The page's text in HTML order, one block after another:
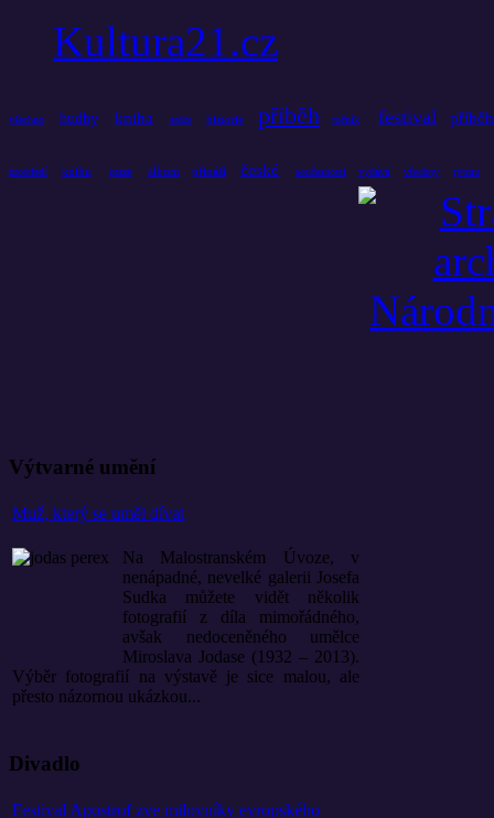
Kultura21.cz
všechno hudby kniha srdce historie příběh ročník festival
prostředí knihu praze album přináší české současnosti vydává všechny rytmu
Výtvarné umění
Muž, který se uměl dívat
Na Malostranském Úvoze, v
nenápadné, nevelké galerii Josefa
Sudka můžete vidět několik
fotografií z díla mimořádného,
avšak nedoceněného umělce
Miroslava Jodase (1932 – 2013).
Výběr fotografií na výstavě je sice malou, ale
přesto názornou ukázkou...
Divadlo
Festival Apostrof zve milovníky evropského